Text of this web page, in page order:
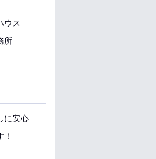
ウス
所
に安心